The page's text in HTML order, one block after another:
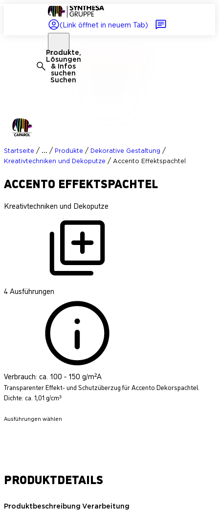
(Link öffnet in neuem Tab)
Produkte,
Lösungen
& Infos
suchen
Suchen
Startseite / ... / Produkte / Dekorative Gestaltung /
Kreativtechniken und Dekoputze / Accento Effektspachtel
ACCENTO EFFEKTSPACHTEL
Kreativtechniken und Dekoputze
4 Ausführungen
Verbrauch: ca. 100 - 150 g/m²A
Transparenter Effekt- und Schutzüberzug für Accento Dekorspachtel.
Dichte: ca. 1,01 g/cm³
Ausführungen wählen
PRODUKTDETAILS
Produktbeschreibung Verarbeitung